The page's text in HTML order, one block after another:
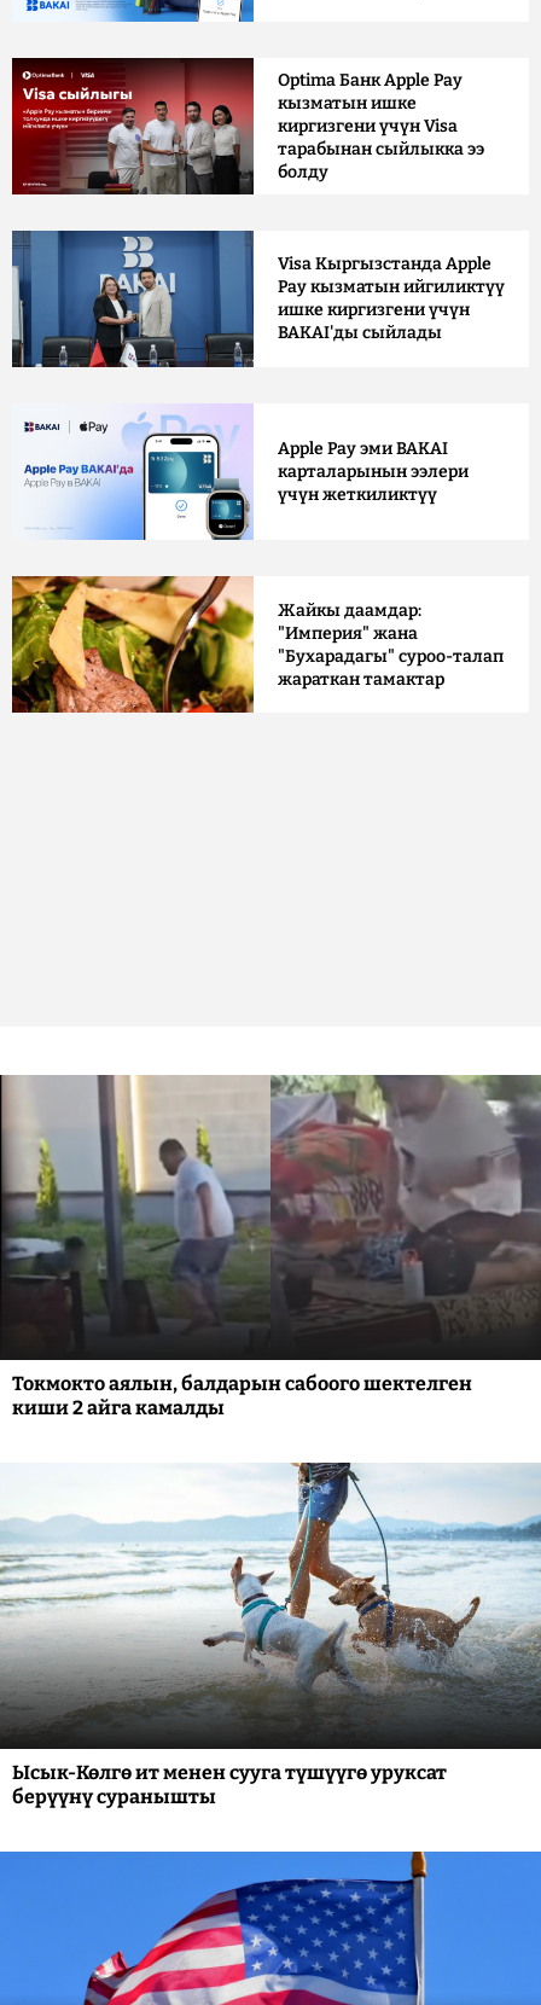
Optima Банк Apple Pay
кызматын ишке
киргизгени үчүн Visa
тарабынан сыйлыкка ээ
болду
Visa Кыргызстанда Apple
Pay кызматын ийгиликтүү
ишке киргизгени үчүн
BAKAI'ды сыйлады
Apple Pay эми BAKAI
карталарынын ээлери
үчүн жеткиликтүү
Жайкы даамдар:
"Империя" жана
"Бухарадагы" суроо-талап
жараткан тамактар
Токмокто аялын, балдарын сабоого шектелген
киши 2 айга камалды
Ысык-Көлгө ит менен сууга түшүүгө уруксат
берүүнү суранышты